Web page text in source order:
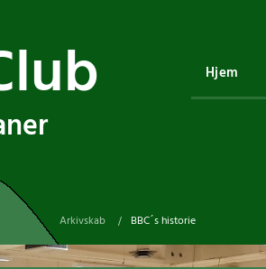
Hjem
Arkivskab / BBC´s historie